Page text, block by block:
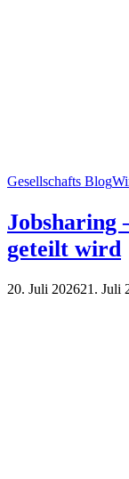
Gesellschafts Blog
Jobsharing
geteilt wird
20. Juli 202621. Juli